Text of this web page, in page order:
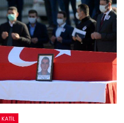
KATIL